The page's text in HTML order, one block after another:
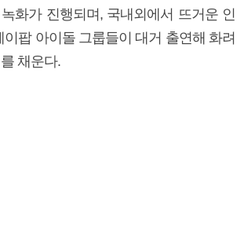
녹화가 진행되며, 국내외에서 뜨거운 인
이팝 아이돌 그룹들이 대거 출연해 화려
채운다.